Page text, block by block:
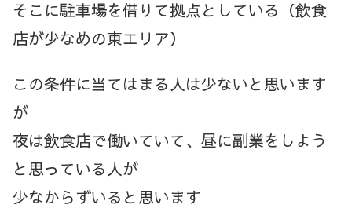
そこに駐車場を借りて拠点としている（飲食
店が少なめの東エリア）
この条件に当てはまる人は少ないと思います
が
夜は飲食店で働いていて、昼に副業をしよう
と思っている人が
少なからずいると思います